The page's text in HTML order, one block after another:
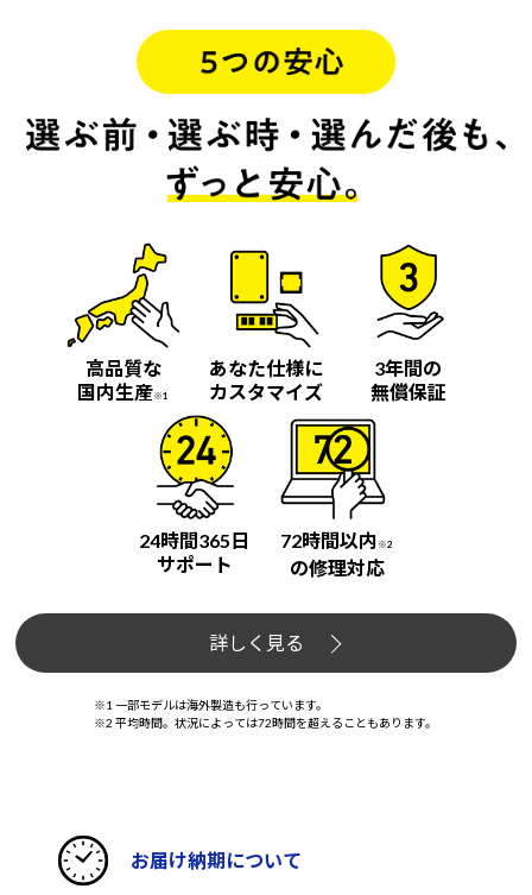
高品質な
国内生産※1
あなた仕様に
カスタマイズ
3年間の
無償保証
24時間365日
サポート
72時間以内 ※2
の修理対応
詳しく見る
※1 一部モデルは海外製造も行っています。
※2 平均時間。状況によっては72時間を超えることもあります。
お届け納期について